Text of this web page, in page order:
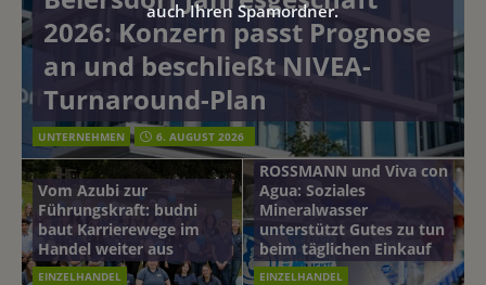
2026: Konzern passt Prognose
an und beschließt NIVEA-
Turnaround-Plan
UNTERNEHMEN 6. AUGUST 2026
Vom Azubi zur
Führungskraft: budni
baut Karrierewege im
Handel weiter aus
EINZELHANDEL
ROSSMANN und Viva con
Agua: Soziales
Mineralwasser
unterstützt Gutes zu tun
beim täglichen Einkauf
EINZELHANDEL
auch Ihren Spamordner.